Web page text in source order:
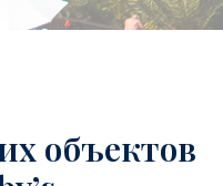
объектов